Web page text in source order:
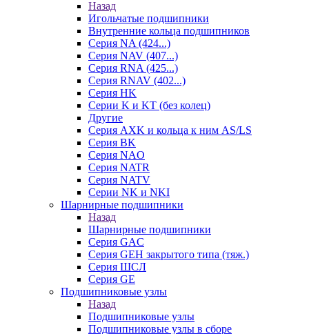
Назад
Игольчатые подшипники
Внутренние кольца подшипников
Серия NA (424...)
Серия NAV (407...)
Серия RNA (425...)
Серия RNAV (402...)
Серия HK
Серии K и KT (без колец)
Другие
Серия AXK и кольца к ним AS/LS
Серия BK
Серия NAO
Серия NATR
Серия NATV
Серии NK и NKI
Шарнирные подшипники
Назад
Шарнирные подшипники
Серия GAC
Серия GEH закрытого типа (тяж.)
Серия ШСЛ
Серия GE
Подшипниковые узлы
Назад
Подшипниковые узлы
Подшипниковые узлы в сборе